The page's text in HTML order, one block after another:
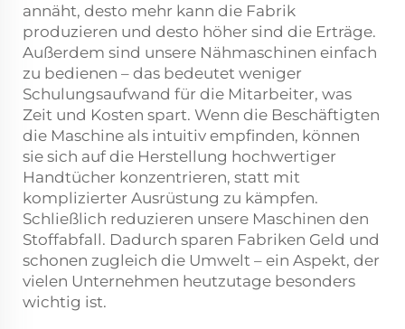
annäht, desto mehr kann die Fabrik
produzieren und desto höher sind die Erträge.
Außerdem sind unsere Nähmaschinen einfach
zu bedienen – das bedeutet weniger
Schulungsaufwand für die Mitarbeiter, was
Zeit und Kosten spart. Wenn die Beschäftigten
die Maschine als intuitiv empfinden, können
sie sich auf die Herstellung hochwertiger
Handtücher konzentrieren, statt mit
komplizierter Ausrüstung zu kämpfen.
Schließlich reduzieren unsere Maschinen den
Stoffabfall. Dadurch sparen Fabriken Geld und
schonen zugleich die Umwelt – ein Aspekt, der
vielen Unternehmen heutzutage besonders
wichtig ist.